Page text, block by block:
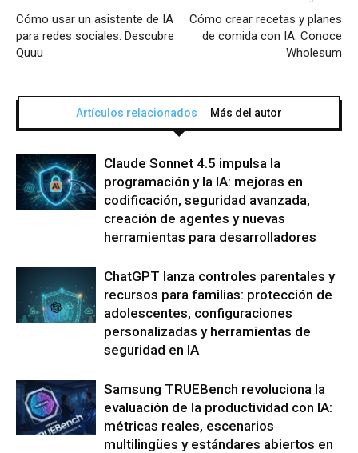
Cómo usar un asistente de IA
para redes sociales: Descubre
Quuu
Cómo crear recetas y planes
de comida con IA: Conoce
Wholesum
Artículos relacionados Más del autor
Claude Sonnet 4.5 impulsa la
programación y la IA: mejoras en
codificación, seguridad avanzada,
creación de agentes y nuevas
herramientas para desarrolladores
ChatGPT lanza controles parentales y
recursos para familias: protección de
adolescentes, configuraciones
personalizadas y herramientas de
seguridad en IA
Samsung TRUEBench revoluciona la
evaluación de la productividad con IA:
métricas reales, escenarios
multilingües y estándares abiertos en